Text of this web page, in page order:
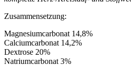
Zusammensetzung:
Magnesiumcarbonat 14,8%
Calciumcarbonat 14,2%
Dextrose 20%
Natriumcarbonat 3%